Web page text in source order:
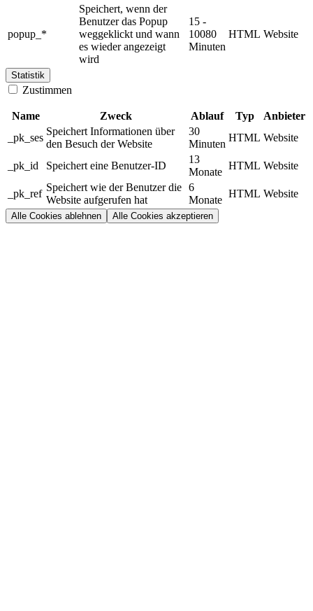
popup_*
Speichert, wenn der
Benutzer das Popup
weggeklickt und wann
es wieder angezeigt
wird
15 -
10080
Minuten
HTML Website
Statistik
Zustimmen
Name Zweck Ablauf Typ
Anbieter
_pk_ses
Speichert Informationen über
den Besuch der Website
30
Minuten
HTML Website
_pk_id Speichert eine Benutzer-ID
13
Monate
HTML Website
_pk_ref
Speichert wie der Benutzer die
Website aufgerufen hat
6
Monate
HTML Website
Alle Cookies ablehnen Alle Cookies akzeptieren